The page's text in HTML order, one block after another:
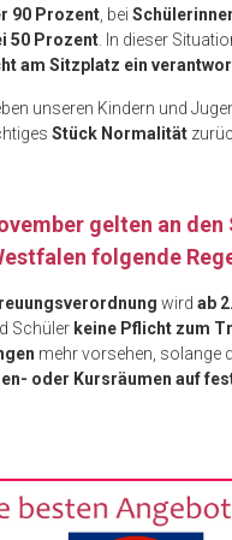
90 Prozent, bei
50 Prozent. In dieser
am Sitzplatz ein
unseren Kindern und
Stück Normalität
gelten an den
folgende
wird ab
Schüler keine Pflicht zum
mehr vorsehen, solange
oder Kursräumen auf